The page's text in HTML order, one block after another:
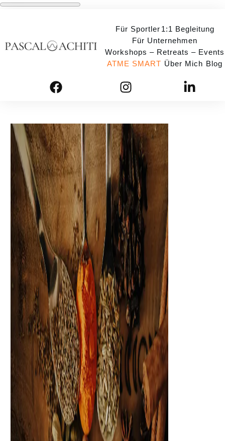
Für Sportler 1:1 Begleitung
Für Unternehmen
Workshops – Retreats – Events
ATME SMART Über Mich Blog